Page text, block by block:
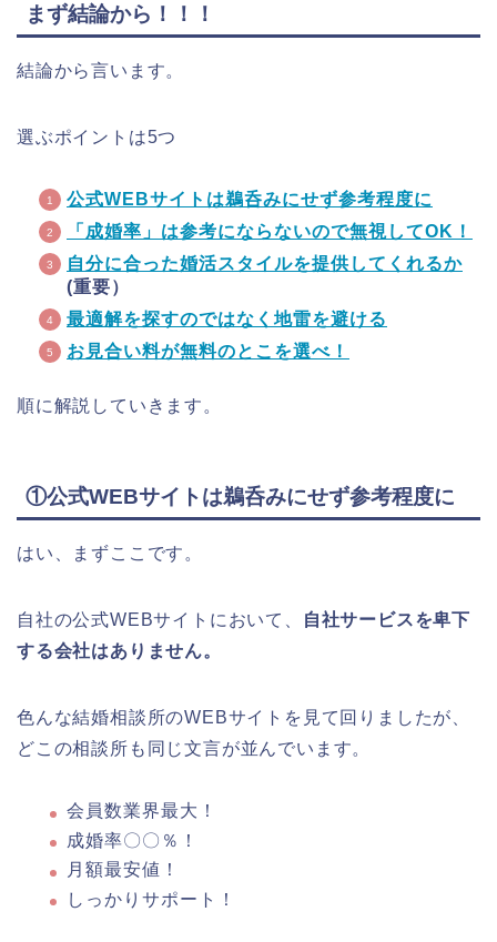
まず結論から！！！
結論から言います。
選ぶポイントは5つ
公式WEBサイトは鵜呑みにせず参考程度に
「成婚率」は参考にならないので無視してOK！
自分に合った婚活スタイルを提供してくれるか
(重要）
最適解を探すのではなく地雷を避ける
お見合い料が無料のとこを選べ！
順に解説していきます。
①公式WEBサイトは鵜呑みにせず参考程度に
はい、まずここです。
自社の公式WEBサイトにおいて、
自社サービスを卑下
する会社はありません。
色んな結婚相談所のWEBサイトを見て回りましたが、
どこの相談所も同じ文言が並んでいます。
会員数業界最大！
成婚率〇〇％！
月額最安値！
しっかりサポート！